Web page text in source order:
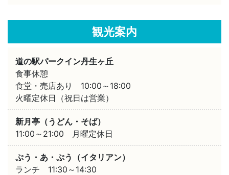
観光案内
道の駅パークイン丹生ヶ丘
食事休憩
食堂・売店あり 10:00～18:00
火曜定休日（祝日は営業）
新月亭（うどん・そば）
11:00～21:00 月曜定休日
ぷう・あ・ぷう（イタリアン）
ランチ 11:30～14:30